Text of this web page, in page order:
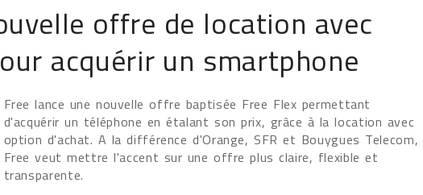
offre de location avec
acquérir un smartphone
Free lance une nouvelle offre baptisée Free Flex permettant
d'acquérir un téléphone en étalant son prix, grâce à la location avec
option d'achat. A la différence d'Orange, SFR et Bouygues Telecom,
Free veut mettre l'accent sur une offre plus claire, flexible et
transparente.